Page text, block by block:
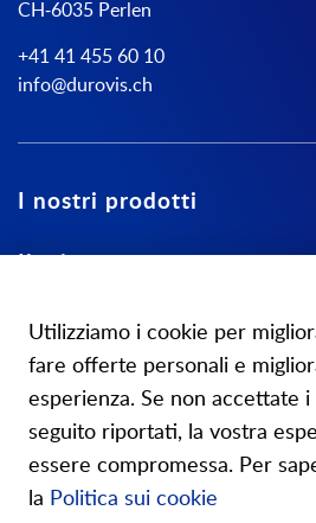
CH-6035 Perlen
+41 41 455 60 10
info@durovis.ch
I nostri prodotti
Su di noi
I nostri negozi
Utilizziamo i cookie per
fare offerte personali e
esperienza. Se non accettate
seguito riportati, la vostra
essere compromessa. Per
la Politica sui cookie